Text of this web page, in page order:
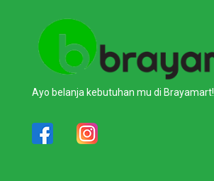
Ayo belanja kebutuhan mu di Brayamart!